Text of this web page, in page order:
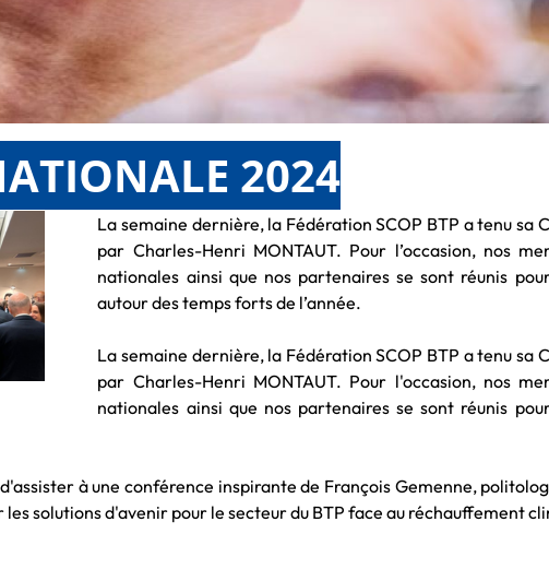
2024
La semaine dernière, la Fédération SCOP BTP a tenu
par Charles-Henri MONTAUT. Pour l’occasion, nos
nationales ainsi que nos partenaires se sont réunis
autour des temps forts de l’année.
La semaine dernière, la Fédération SCOP BTP a tenu
par Charles-Henri MONTAUT. Pour l'occasion, nos
nationales ainsi que nos partenaires se sont réunis
à une conférence inspirante de François Gemenne,
solutions d'avenir pour le secteur du BTP face au réchauffement